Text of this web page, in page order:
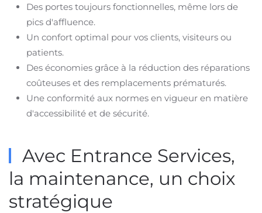
Des portes toujours fonctionnelles, même lors de
pics d'affluence.
Un confort optimal pour vos clients, visiteurs ou
patients.
Des économies grâce à la réduction des réparations
coûteuses et des remplacements prématurés.
Une conformité aux normes en vigueur en matière
d'accessibilité et de sécurité.
Avec Entrance Services,
la maintenance, un choix
stratégique